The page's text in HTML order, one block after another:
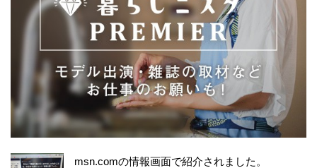
msn.comの情報画面で紹介されました。